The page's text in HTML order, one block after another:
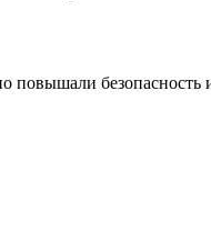
повышали безопасность